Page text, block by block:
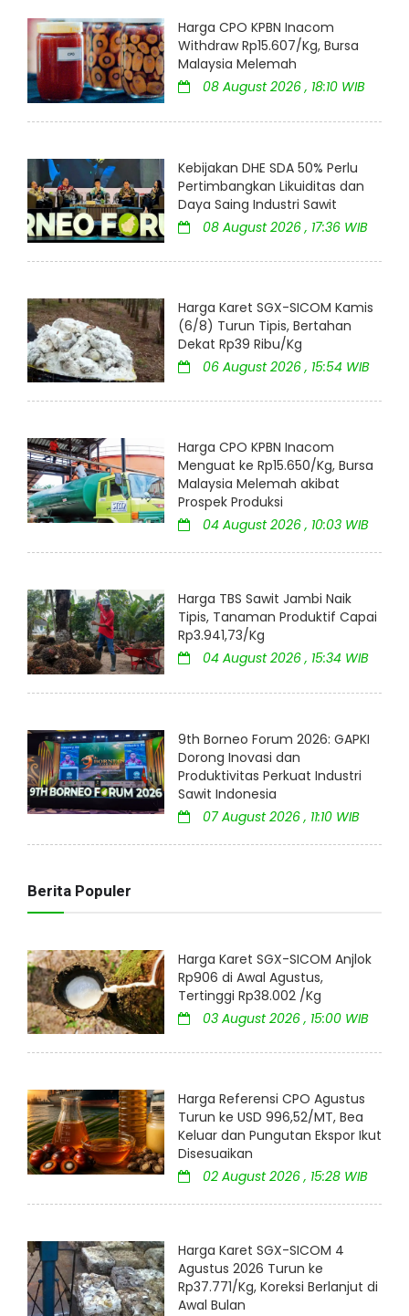
Harga CPO KPBN Inacom
Withdraw Rp15.607/Kg, Bursa
Malaysia Melemah
08 August 2026 , 18:10 WIB
Kebijakan DHE SDA 50% Perlu
Pertimbangkan Likuiditas dan
Daya Saing Industri Sawit
08 August 2026 , 17:36 WIB
Harga Karet SGX-SICOM Kamis
(6/8) Turun Tipis, Bertahan
Dekat Rp39 Ribu/Kg
06 August 2026 , 15:54 WIB
Harga CPO KPBN Inacom
Menguat ke Rp15.650/Kg, Bursa
Malaysia Melemah akibat
Prospek Produksi
04 August 2026 , 10:03 WIB
Harga TBS Sawit Jambi Naik
Tipis, Tanaman Produktif Capai
Rp3.941,73/Kg
04 August 2026 , 15:34 WIB
9th Borneo Forum 2026: GAPKI
Dorong Inovasi dan
Produktivitas Perkuat Industri
Sawit Indonesia
07 August 2026 , 11:10 WIB
Berita Populer
Harga Karet SGX-SICOM Anjlok
Rp906 di Awal Agustus,
Tertinggi Rp38.002 /Kg
03 August 2026 , 15:00 WIB
Harga Referensi CPO Agustus
Turun ke USD 996,52/MT, Bea
Keluar dan Pungutan Ekspor Ikut
Disesuaikan
02 August 2026 , 15:28 WIB
Harga Karet SGX-SICOM 4
Agustus 2026 Turun ke
Rp37.771/Kg, Koreksi Berlanjut di
Awal Bulan